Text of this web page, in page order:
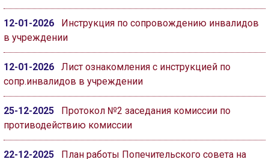
12-01-2026
Инструкция по сопровождению инвалидов
в учреждении
12-01-2026
Лист ознакомления с инструкцией по
сопр.инвалидов в учреждении
25-12-2025
Протокол №2 заседания комиссии по
противодействию комиссии
22-12-2025
План работы Попечительского совета на